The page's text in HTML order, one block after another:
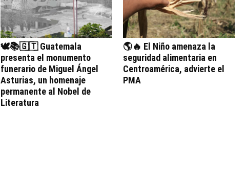
🕊️📚🇬🇹 Guatemala
presenta el monumento
funerario de Miguel Ángel
Asturias, un homenaje
permanente al Nobel de
Literatura
🌎🔥 El Niño amenaza la
seguridad alimentaria en
Centroamérica, advierte el
PMA